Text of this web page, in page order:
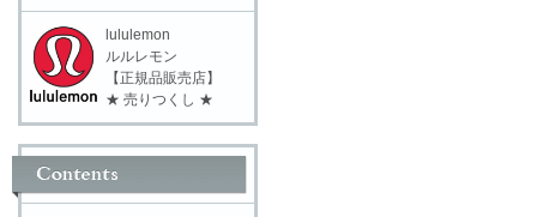
lululemon
ルルレモン
【正規品販売店】
★ 売りつくし ★